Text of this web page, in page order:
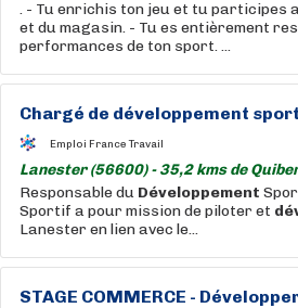
. - Tu enrichis ton jeu et tu participes
et du magasin. - Tu es entièrement
performances de ton sport. ...
Chargé de développement
Emploi France Travail
Lanester (56600) - 35,2 kms de
Responsable du Développement
Sportif a pour mission de piloter et
Lanester en lien avec le...
STAGE COMMERCE -